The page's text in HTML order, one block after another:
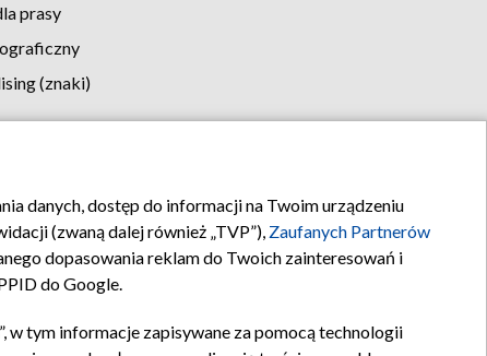
prasy
(znaki)
Kontakt
danych, dostęp do informacji na Twoim urządzeniu
(zwaną dalej również „TVP”), Zaufanych Partnerów
dopasowania reklam do Twoich zainteresowań i
do Google.
w tym informacje zapisywane za pomocą technologii